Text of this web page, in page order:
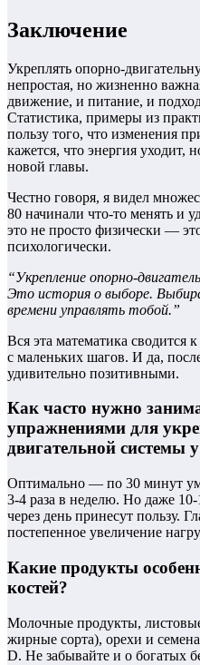
Заключение
Укреплять опорно-
непростая, но жизненно
движение, и питание, и
Статистика, примеры из
пользу того, что изменения
кажется, что энергия уходит,
новой главы.
Честно говоря, я видел
80 начинали что-то менять и
это не просто физически —
психологически.
“Укрепление опорно-
Это история о выборе.
времени управлять тобой.”
Вся эта математика сводится
с маленьких шагов. И да,
удивительно позитивными.
Как часто нужно
упражнениями для
двигательной системы
Оптимально — по 30 минут
3-4 раза в неделю. Но даже
через день принесут пользу.
постепенное увеличение
Какие продукты
костей?
Молочные продукты,
жирные сорта), орехи и
D. Не забывайте и о богатых